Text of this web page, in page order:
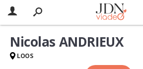
Nicolas ANDRIEUX
LOOS